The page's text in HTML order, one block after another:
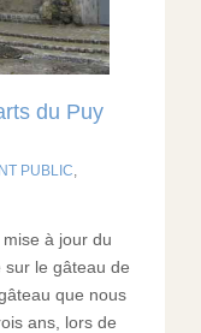
du Puy
PUBLIC
à jour du
le gâteau de
que nous
ans, lors de